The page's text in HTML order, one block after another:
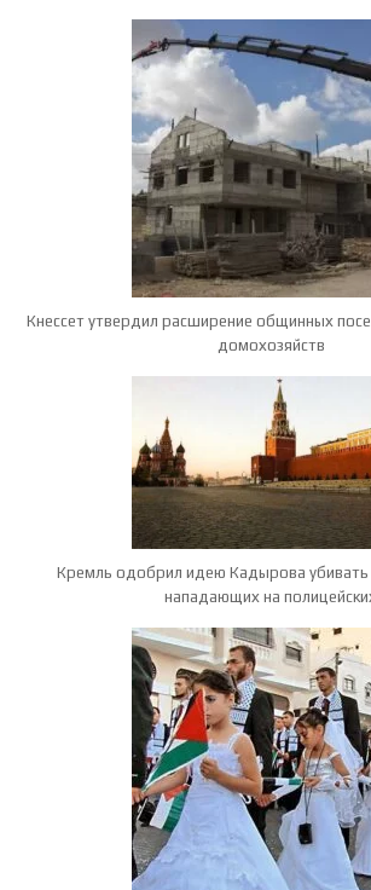
Кнессет утвердил расширение общинных
домохозяйств
Кремль одобрил идею Кадырова убивать
нападающих на